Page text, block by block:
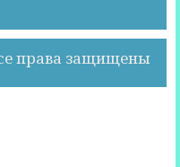
права защищены